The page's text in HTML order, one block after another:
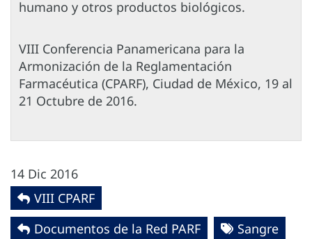
humano y otros productos biológicos.
VIII Conferencia Panamericana para la
Armonización de la Reglamentación
Farmacéutica (CPARF), Ciudad de México, 19 al
21 Octubre de 2016.
14 Dic 2016
VIII CPARF
Documentos de la Red PARF
Sangre